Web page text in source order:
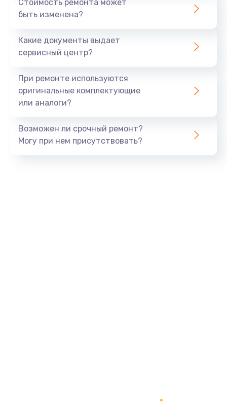
640 руб.
Замена разъема
Заказать
Замена шим-контроллера
3900 руб.
Заказать
Замена шлейфа матрицы
Стоимость ремонта может
быть изменена?
Какие документы выдает
сервисный центр?
При ремонте используются
оригинальные комплектующие
или аналоги?
Возможен ли срочный ремонт?
Могу при нем присутствовать?